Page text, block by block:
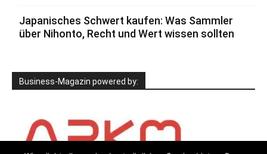
Japanisches Schwert kaufen: Was Sammler
über Nihonto, Recht und Wert wissen sollten
Business-Magazin powered by: